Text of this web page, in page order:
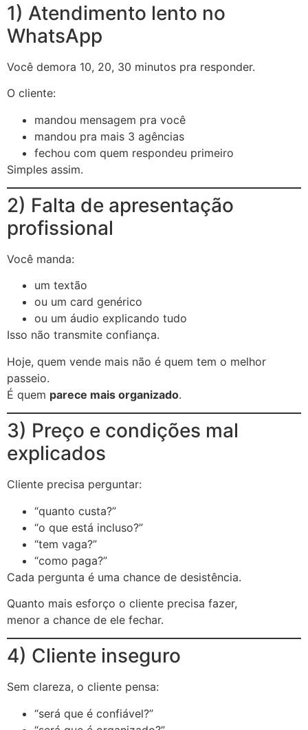
1) Atendimento lento no
WhatsApp
Você demora 10, 20, 30 minutos pra responder.
O cliente:
mandou mensagem pra você
mandou pra mais 3 agências
fechou com quem respondeu primeiro
Simples assim.
2) Falta de apresentação
profissional
Você manda:
um textão
ou um card genérico
ou um áudio explicando tudo
Isso não transmite confiança.
Hoje, quem vende mais não é quem tem o melhor
passeio.
É quem parece mais organizado.
3) Preço e condições mal
explicados
Cliente precisa perguntar:
“quanto custa?”
“o que está incluso?”
“tem vaga?”
“como paga?”
Cada pergunta é uma chance de desistência.
Quanto mais esforço o cliente precisa fazer,
menor a chance de ele fechar.
4) Cliente inseguro
Sem clareza, o cliente pensa:
“será que é confiável?”